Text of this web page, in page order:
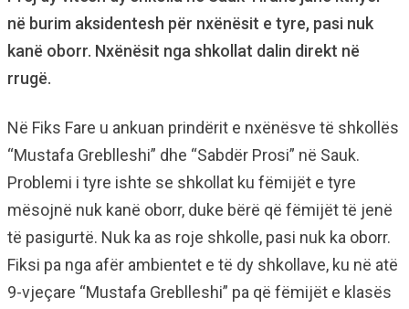
në burim aksidentesh për nxënësit e tyre, pasi nuk
kanë oborr. Nxënësit nga shkollat dalin direkt në
rrugë.
Në Fiks Fare u ankuan prindërit e nxënësve të shkollës
“Mustafa Greblleshi” dhe “Sabdër Prosi” në Sauk.
Problemi i tyre ishte se shkollat ku fëmijët e tyre
mësojnë nuk kanë oborr, duke bërë që fëmijët të jenë
të pasigurtë. Nuk ka as roje shkolle, pasi nuk ka oborr.
Fiksi pa nga afër ambientet e të dy shkollave, ku në atë
9-vjeçare “Mustafa Greblleshi” pa që fëmijët e klasës